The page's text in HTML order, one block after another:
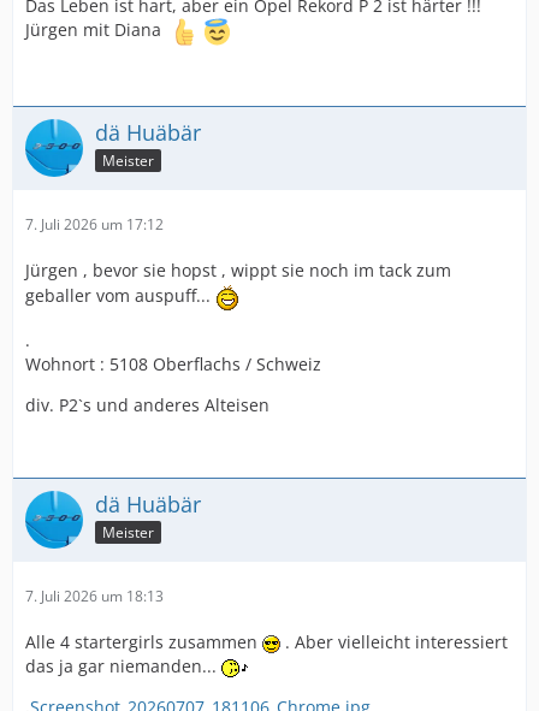
Das Leben ist hart, aber ein Opel Rekord P 2 ist härter !!!
Jürgen mit Diana
dä Huäbär
Meister
7. Juli 2026 um 17:12
Jürgen , bevor sie hopst , wippt sie noch im tack zum
geballer vom auspuff...
.
Wohnort : 5108 Oberflachs / Schweiz
div. P2`s und anderes Alteisen
dä Huäbär
Meister
7. Juli 2026 um 18:13
Alle 4 startergirls zusammen
. Aber vielleicht interessiert
das ja gar niemanden...